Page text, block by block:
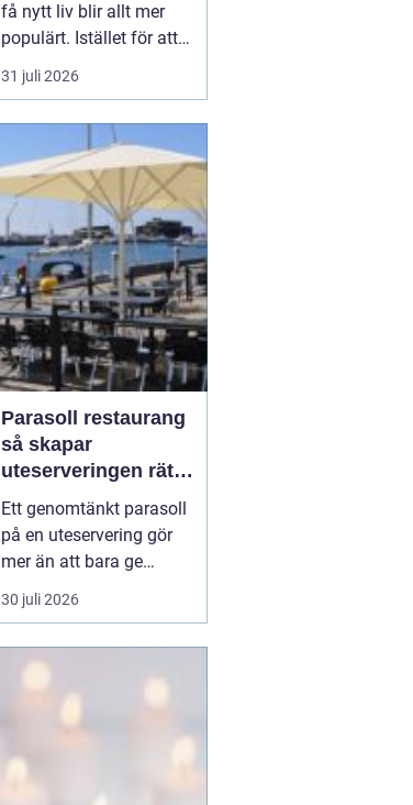
få nytt liv blir allt mer
populärt. Istället för att
låta arvegods ligga i en
låda kan de formas om
passar stilen i dag och
bär med sig historien.
N&au...
31 juli 2026
Parasoll restaurang
så skapar
uteserveringen rätt
känsla året runt
Ett genomtänkt parasoll
på en uteservering gör
mer än att bara ge
skugga. Det påverkar hur
länge gästerna stannar,
och om de väljer att
komma tillbaka. När
kraven på komfort,
30 juli 2026